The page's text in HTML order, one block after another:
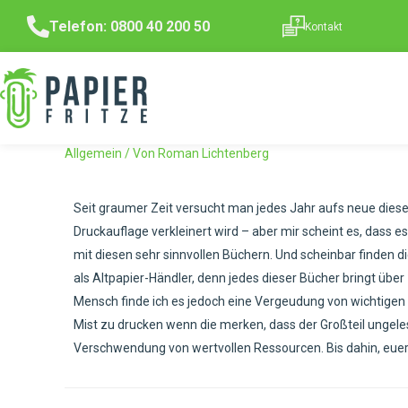
Telefon: 0800 40 200 50 Kontakt
Allgemein / Von Roman Lichtenberg
Seit graumer Zeit versucht man jedes Jahr aufs neue
Druckauflage verkleinert wird – aber mir scheint es, dass
mit diesen sehr sinnvollen Büchern. Und scheinbar finden
als Altpapier-Händler, denn jedes dieser Bücher bringt
Mensch finde ich es jedoch eine Vergeudung von
Mist zu drucken wenn die merken, dass der Großteil
Verschwendung von wertvollen Ressourcen. Bis dahin,